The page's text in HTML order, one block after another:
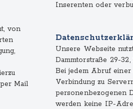
von
Mail
Inserenten oder
Unsere Webseite
Dammtorstraße 29-
Bei jedem Abruf
Verbindung zu
personenbezogenen
werden keine IP-